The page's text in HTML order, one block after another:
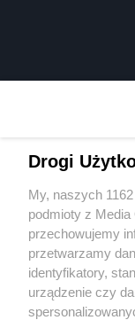
Wydawca mediów
Drogi
My, naszych
podmioty z
przechowujemy
przetwarzamy
identyfikatory,
urządzenie czy